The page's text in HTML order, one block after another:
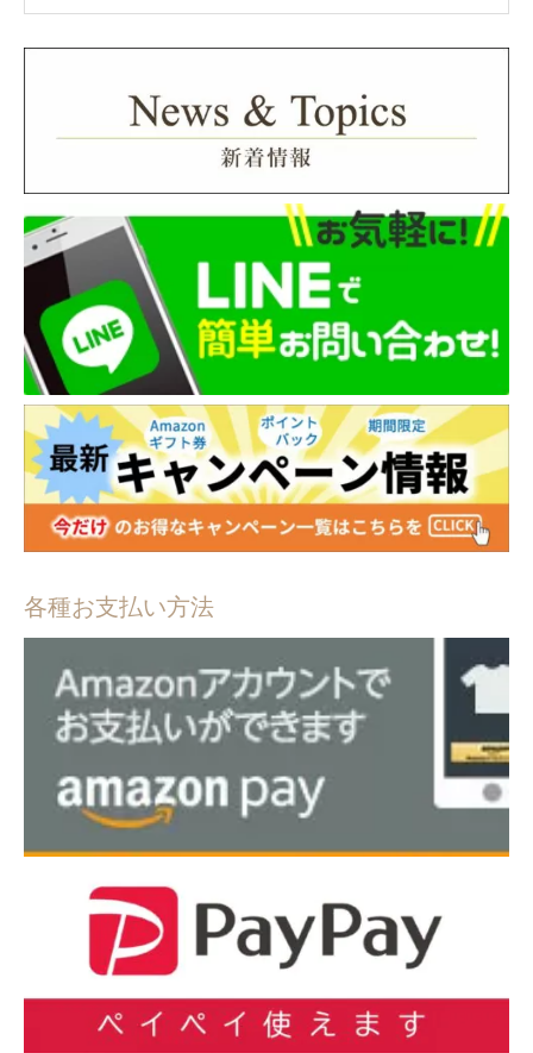
各種お支払い方法